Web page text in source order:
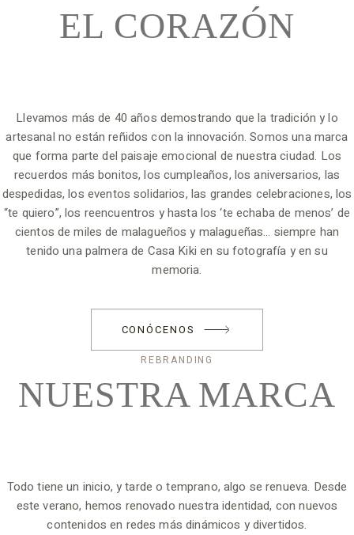
EL CORAZÓN
Llevamos más de 40 años demostrando que la tradición y lo
artesanal no están reñidos con la innovación. Somos una marca
que forma parte del paisaje emocional de nuestra ciudad. Los
recuerdos más bonitos, los cumpleaños, los aniversarios, las
despedidas, los eventos solidarios, las grandes celebraciones, los
“te quiero”, los reencuentros y hasta los ‘te echaba de menos’ de
cientos de miles de malagueños y malagueñas… siempre han
tenido una palmera de Casa Kiki en su fotografía y en su
memoria.
CONÓCENOS
REBRANDING
NUESTRA MARCA
Todo tiene un inicio, y tarde o temprano, algo se renueva. Desde
este verano, hemos renovado nuestra identidad, con nuevos
contenidos en redes más dinámicos y divertidos.